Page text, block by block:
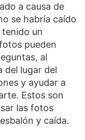
a causa de
se habría caído
tenido un
pueden
al
del lugar del
y ayudar a
Estos son
las fotos
y caída.